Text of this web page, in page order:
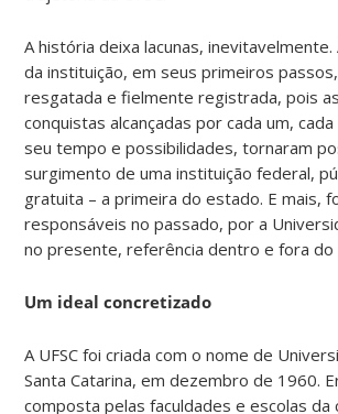
A história deixa lacunas, inevitavelmente.
da instituição, em seus primeiros
resgatada e fielmente registrada, pois as
conquistas alcançadas por cada um, cada
seu tempo e possibilidades, tornaram
surgimento de uma instituição federal,
gratuita – a primeira do estado. E mais,
responsáveis no passado, por a
no presente, referência dentro e fora do
Um ideal concretizado
A UFSC foi criada com o nome de
Santa Catarina, em dezembro de 1960.
composta pelas faculdades e escolas da